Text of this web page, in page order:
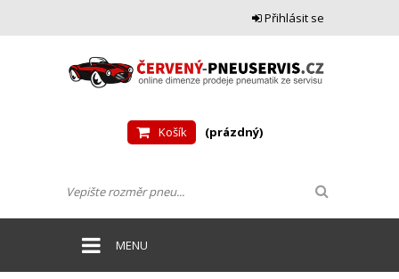
Přihlásit se
Košík (prázdný)
MENU